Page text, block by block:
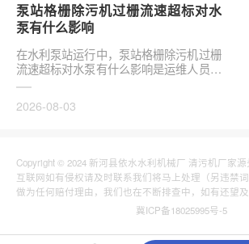
泵站格栅除污机过栅流速超标对水
泵有什么影响
在水利泵站运行中，泵站格栅除污机过栅
流速超标对水泵有什么影响是运维人员关
注的核心议题。当水流通过格栅的速度超
2026-08-03
Copyright © 2024 新河县依水水利机械厂 清污机厂家
互联网如有侵权请及时联系我们将马上处理（另违禁
做为任何赔付理由，我们也在不断排查中，如有还望及
冀ICP备18025995号-5